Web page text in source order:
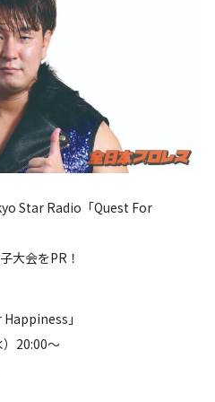
Star Radio「Quest For
大会をPR！
」
20:00～